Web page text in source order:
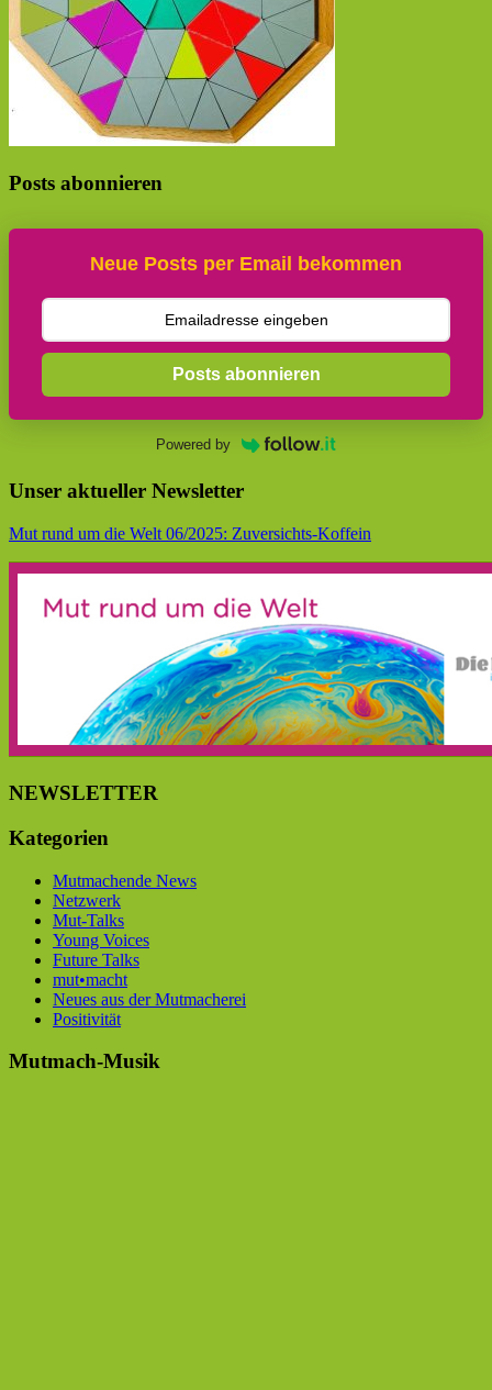
Posts abonnieren
Neue Posts per Email bekommen
Posts abonnieren
Powered by
Unser aktueller Newsletter
Mut rund um die Welt 06/2025: Zuversichts-Koffein
NEWSLETTER
Kategorien
Mutmachende News
Netzwerk
Mut-Talks
Young Voices
Future Talks
mut•macht
Neues aus der Mutmacherei
Positivität
Mutmach-Musik